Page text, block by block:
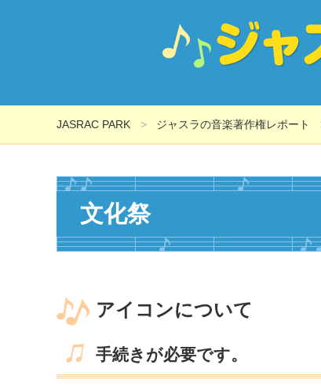
JASRAC PARK ジャスラの音楽著作権レポート
文化祭
アイコンについて
手続きが必要です。